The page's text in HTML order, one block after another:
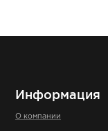
Информация
О компании